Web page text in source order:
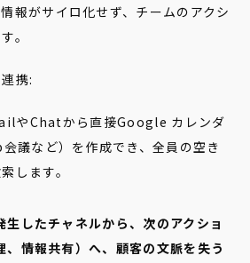
報がサイロ化せず、チームのアクシ
。
携:
やChatから直接Google カレンダ
議など）を作成でき、全員の空き
します。
生したチャネルから、次のアクショ
、情報共有）へ、顧客の文脈を失う